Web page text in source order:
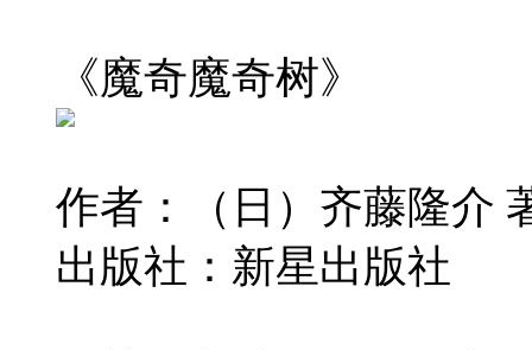
《魔奇魔奇树》
作者：（日）齐藤隆介
出版社：新星出版社